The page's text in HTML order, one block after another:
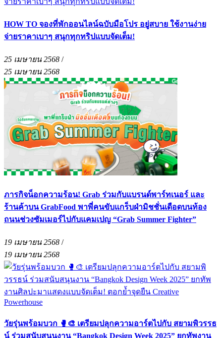
HOW TO จองที่พักออนไลน์ฉบับมือโปร อยู่สบาย ใช้งานง่าย
จ่ายราคาเบาๆ สนุกทุกทริปแบบจัดเต็ม!
25 เมษายน 2568 /
25 เมษายน 2568
ภารกิจน็อกความร้อน! Grab ร่วมกับแบรนด์พาร์ทเนอร์ และ
ร้านค้าบน GrabFood พาพี่คนขับแกร็บฝ่ามิชชั่นเดือดบนท้อง
ถนนช่วงซัมเมอร์ไปกับแคมเปญ “Grab Summer Fighter”
19 เมษายน 2568 /
19 เมษายน 2568
วัยรุ่นพร้อมบวก 🥊🎨 เตรียมปลุกความอาร์ตไปกับ สยามพิวรรธ
น์ ร่วมสนับสนุนงาน “Bangkok Design Week 2025” ยกทัพงาน